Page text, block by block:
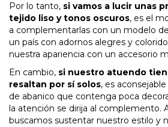
Por lo tanto, si vamos a lucir unas
tejido liso y tonos oscuros, es el
a complementarlas con un modelo
un país con adornos alegres y
nuestra apariencia con un accesorio
En cambio, si nuestro atuendo
resaltan por sí solos, es
de abanico que contenga poca
la atención se dirija al complemento.
buscamos sustentar nuestro estilo y